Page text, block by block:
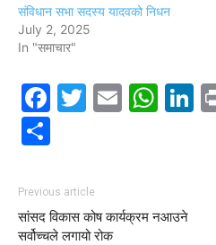
संविधान सभा सदस्य यादवको निधन
July 2, 2025
In "समाचार"
Facebook
Twitter
Email
Previous article
सांसद विकास कोष कार्यक्रम नआउने
सर्वोच्चले लगायो रोक